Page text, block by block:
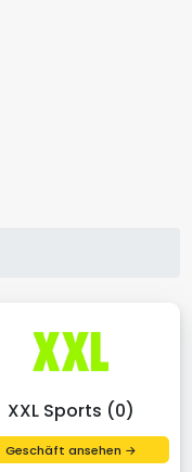
XXL Sports (0)
Geschäft ansehen →